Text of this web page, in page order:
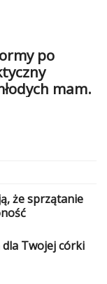
po
mam.
że sprzątanie
Twojej córki